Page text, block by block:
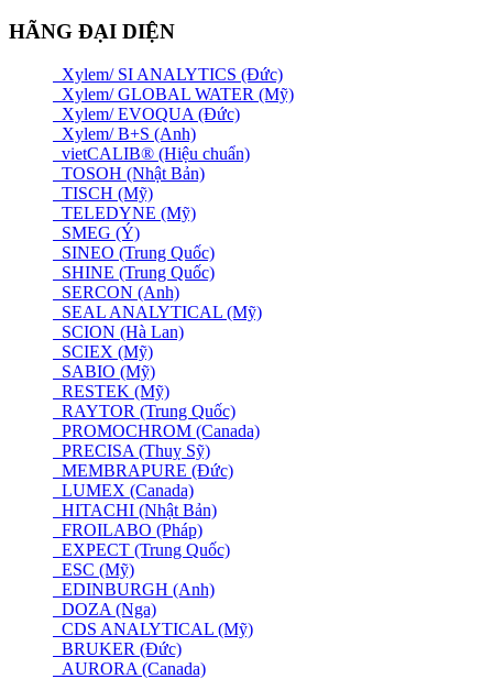
HÃNG ĐẠI DIỆN
Xylem/ SI ANALYTICS (Đức)
Xylem/ GLOBAL WATER (Mỹ)
Xylem/ EVOQUA (Đức)
Xylem/ B+S (Anh)
vietCALIB® (Hiệu chuẩn)
TOSOH (Nhật Bản)
TISCH (Mỹ)
TELEDYNE (Mỹ)
SMEG (Ý)
SINEO (Trung Quốc)
SHINE (Trung Quốc)
SERCON (Anh)
SEAL ANALYTICAL (Mỹ)
SCION (Hà Lan)
SCIEX (Mỹ)
SABIO (Mỹ)
RESTEK (Mỹ)
RAYTOR (Trung Quốc)
PROMOCHROM (Canada)
PRECISA (Thuỵ Sỹ)
MEMBRAPURE (Đức)
LUMEX (Canada)
HITACHI (Nhật Bản)
FROILABO (Pháp)
EXPECT (Trung Quốc)
ESC (Mỹ)
EDINBURGH (Anh)
DOZA (Nga)
CDS ANALYTICAL (Mỹ)
BRUKER (Đức)
AURORA (Canada)